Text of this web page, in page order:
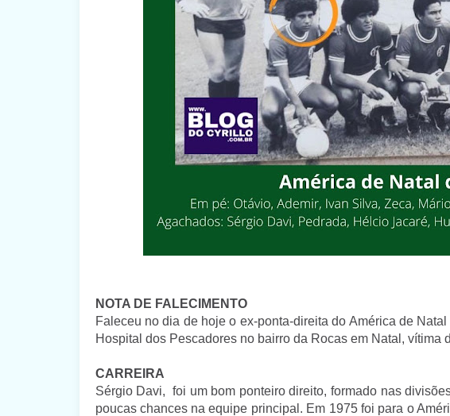
NOTA DE FALECIMENTO
Faleceu no dia de hoje o ex-ponta-direita do América de
Hospital dos Pescadores no bairro da Rocas em Natal, vítima
CARREIRA
Sérgio Davi, foi um bom ponteiro direito, formado nas
poucas chances na equipe principal. Em 1975 foi para o